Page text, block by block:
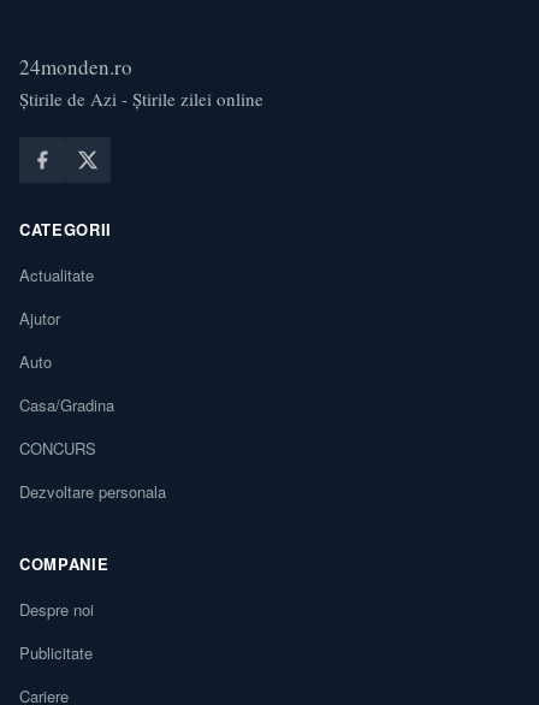
24monden.ro
Știrile de Azi - Știrile zilei online
CATEGORII
Actualitate
Ajutor
Auto
Casa/Gradina
CONCURS
Dezvoltare personala
COMPANIE
Despre noi
Publicitate
Cariere